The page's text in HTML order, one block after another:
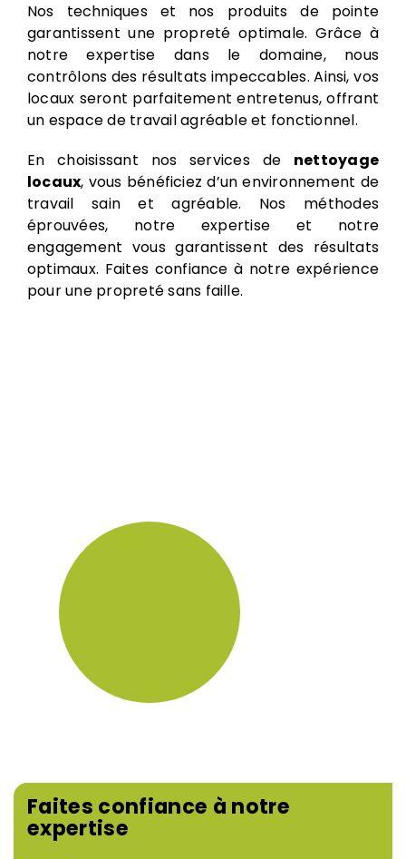
Nos techniques et nos produits de pointe
garantissent une propreté optimale. Grâce à
notre expertise dans le domaine, nous
contrôlons des résultats impeccables. Ainsi, vos
locaux seront parfaitement entretenus, offrant
un espace de travail agréable et fonctionnel.
En choisissant nos services de nettoyage
locaux, vous bénéficiez d’un environnement de
travail sain et agréable. Nos méthodes
éprouvées, notre expertise et notre
engagement vous garantissent des résultats
optimaux. Faites confiance à notre expérience
pour une propreté sans faille.
Faites confiance à notre
expertise